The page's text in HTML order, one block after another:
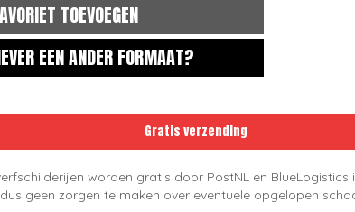
TOEVOEGEN
EEN ANDER FORMAAT?
Gratis verzending
worden gratis door PostNL en
geen zorgen te maken over eventuele opgelopen